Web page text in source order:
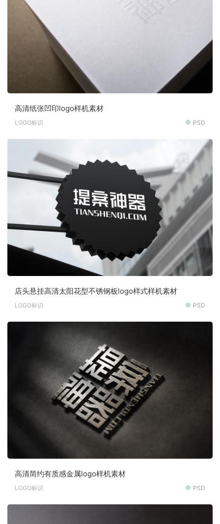
高清纸张凹印logo样机素材
LOGO标识 PSD
店头悬挂高清太阳花型不锈钢板logo样式样机素材
LOGO标识 PSD
高清简约有质感金属logo样机素材
LOGO标识 PSD